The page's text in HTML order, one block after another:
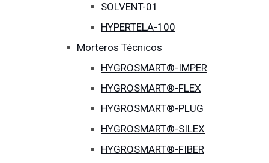
SOLVENT-01
HYPERTELA-100
Morteros Técnicos
HYGROSMART®-IMPER
HYGROSMART®-FLEX
HYGROSMART®-PLUG
HYGROSMART®-SILEX
HYGROSMART®-FIBER